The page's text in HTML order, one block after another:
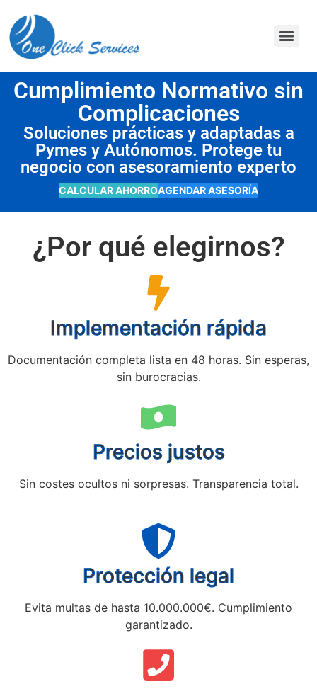
Cumplimiento Normativo sin
Complicaciones
Soluciones prácticas y adaptadas a
Pymes y Autónomos. Protege tu
negocio con asesoramiento experto
CALCULAR AHORROAGENDAR ASESORÍA
¿Por qué elegirnos?
Implementación rápida
Documentación completa lista en 48 horas. Sin esperas,
sin burocracias.
Precios justos
Sin costes ocultos ni sorpresas. Transparencia total.
Protección legal
Evita multas de hasta 10.000.000€. Cumplimiento
garantizado.